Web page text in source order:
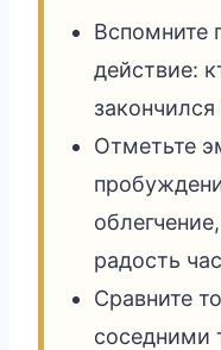
Вспомните
действие:
Отметьте
радость
Сравните
соседними